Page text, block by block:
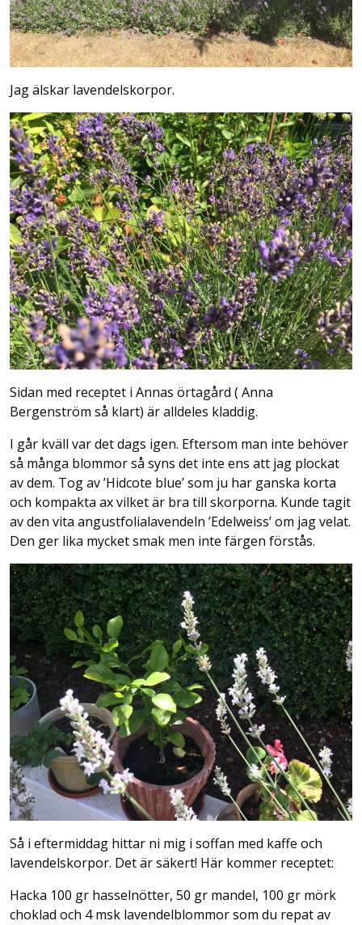
Jag älskar lavendelskorpor.
Sidan med receptet i Annas örtagård ( Anna
Bergenström så klart) är alldeles kladdig.
I går kväll var det dags igen. Eftersom man inte behöver
så många blommor så syns det inte ens att jag plockat
av dem. Tog av ’Hidcote blue’ som ju har ganska korta
och kompakta ax vilket är bra till skorporna. Kunde tagit
av den vita angustfolialavendeln ’Edelweiss’ om jag velat.
Den ger lika mycket smak men inte färgen förstås.
Så i eftermiddag hittar ni mig i soffan med kaffe och
lavendelskorpor. Det är säkert! Här kommer receptet:
Hacka 100 gr hasselnötter, 50 gr mandel, 100 gr mörk
choklad och 4 msk lavendelblommor som du repat av